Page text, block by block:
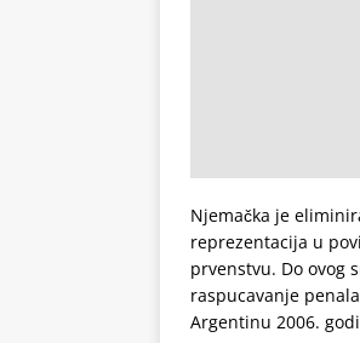
Njemačka je
reprezentacija u
prvenstvu. Do ovog
raspucavanje
Argentinu 2006.